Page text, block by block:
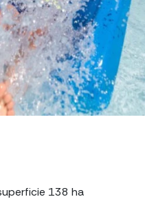
138 ha